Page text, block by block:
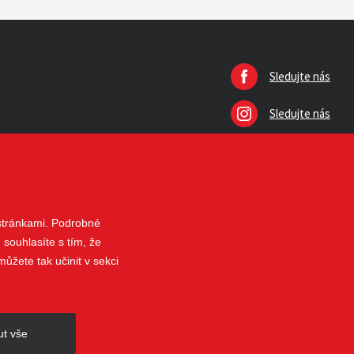
Sledujte nás
Sledujte nás
Podrobné
souhlasíte s tím, že
tak učinit v sekci
vše